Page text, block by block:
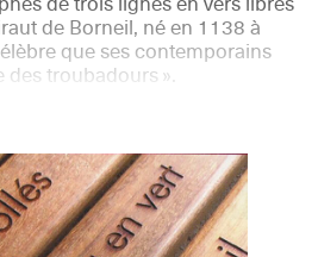
de Borneil, né en 1138 à
que ses contemporains
des troubadours ».